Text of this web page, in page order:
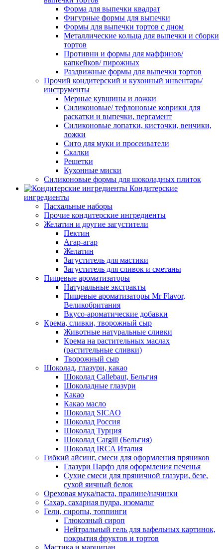
Форма для выпечки квадрат
Фигурные формы для выпечки
Формы для выпечки тортов с дном
Металлические кольца для выпечки и сборки
тортов
Противни и формы для маффинов/
капкейков/ пирожных
Раздвижные формы для выпечки тортов
Прочий кондитерский и кухонный инвентарь/
инструменты
Мерные кувшины и ложки
Силиконовые/ тефлоновые коврики для
раскатки и выпечки, пергамент
Силиконовые лопатки, кисточки, венчики,
ложки
Сито для муки и просеиватели
Скалки
Решетки
Кухонные миски
Силиконовые формы для шоколадных плиток
Кондитерские
ингредиенты
Пасхальные наборы
Прочие кондитерские ингредиенты
Желатин и другие загустители
Пектин
Агар-агар
Желатин
Загуститель для мастики
Загуститель для сливок и сметаны
Пищевые ароматизаторы
Натуральные экстракты
Пищевые ароматизаторы Mr Flavor,
Великобритания
Вкусо-ароматические добавки
Крема, сливки, творожный сыр
Животные натуральные сливки
Крема на растительных маслах
(растительные сливки)
Творожный сыр
Шоколад, глазури, какао
Шоколад Callebaut, Бельгия
Шоколадные глазури
Какао
Какао масло
Шоколад SICAO
Шоколад Россия
Шоколад Турция
Шоколад Cargill (Бельгия)
Шоколад IRCA Италия
Гибкий айсинг, смеси для оформления пряников
Глазури Парфэ для оформления печенья
Сухие смеси для пряничной глазури, безе,
сухой яичный белок
Ореховая мука/паста, пралине/начинки
Сахар, сахарная пудра, изомальт
Гели, сиропы, топпинги
Глюкозный сироп
Нейтральный гель для вафельных картинок,
покрытия фруктов и тортов
Мастика и марципан